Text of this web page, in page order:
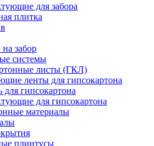
для забора
плитка
забор
системы
листы (ГКЛ)
ленты для гипсокартона
гипсокартона
для гипсокартона
материалы
плинтусы